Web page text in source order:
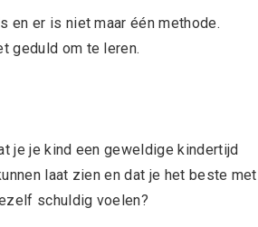
en er is niet maar één methode.
geduld om te leren.
je je kind een geweldige kindertijd
laat zien en dat je het beste
schuldig voelen?